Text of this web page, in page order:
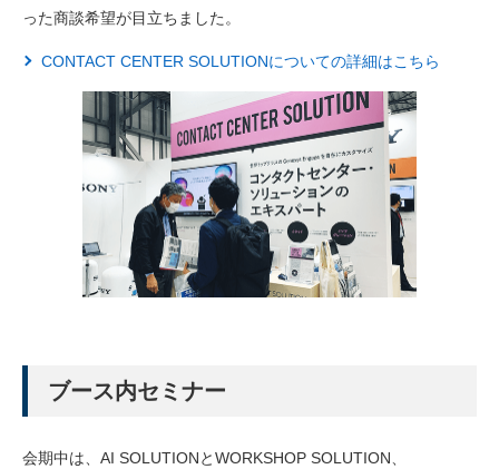
った商談希望が目立ちました。
CONTACT CENTER SOLUTIONについての詳細はこちら
ブース内セミナー
会期中は、AI SOLUTIONとWORKSHOP SOLUTION、